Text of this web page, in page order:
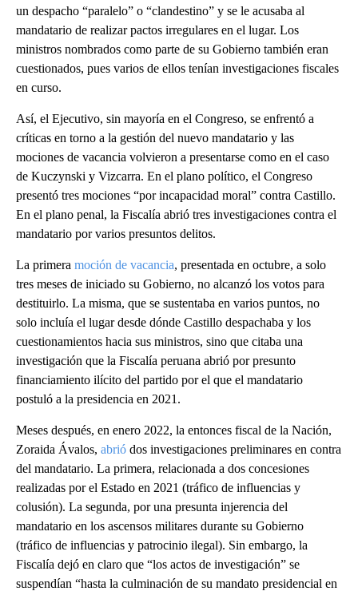
un despacho “paralelo” o “clandestino” y se le acusaba al
mandatario de realizar pactos irregulares en el lugar. Los
ministros nombrados como parte de su Gobierno también eran
cuestionados, pues varios de ellos tenían investigaciones fiscales
en curso.
Así, el Ejecutivo, sin mayoría en el Congreso, se enfrentó a
críticas en torno a la gestión del nuevo mandatario y las
mociones de vacancia volvieron a presentarse como en el caso
de Kuczynski y Vizcarra. En el plano político, el Congreso
presentó tres mociones “por incapacidad moral” contra Castillo.
En el plano penal, la Fiscalía abrió tres investigaciones contra el
mandatario por varios presuntos delitos.
La primera moción de vacancia, presentada en octubre, a solo
tres meses de iniciado su Gobierno, no alcanzó los votos para
destituirlo. La misma, que se sustentaba en varios puntos, no
solo incluía el lugar desde dónde Castillo despachaba y los
cuestionamientos hacia sus ministros, sino que citaba una
investigación que la Fiscalía peruana abrió por presunto
financiamiento ilícito del partido por el que el mandatario
postuló a la presidencia en 2021.
Meses después, en enero 2022, la entonces fiscal de la Nación,
Zoraida Ávalos, abrió dos investigaciones preliminares en contra
del mandatario. La primera, relacionada a dos concesiones
realizadas por el Estado en 2021 (tráfico de influencias y
colusión). La segunda, por una presunta injerencia del
mandatario en los ascensos militares durante su Gobierno
(tráfico de influencias y patrocinio ilegal). Sin embargo, la
Fiscalía dejó en claro que “los actos de investigación” se
suspendían “hasta la culminación de su mandato presidencial en